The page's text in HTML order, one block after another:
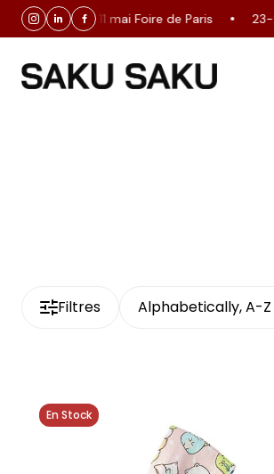
30 avril-11 mai Foire de Paris 23-
Filtres Alphabetically, A-Z
En Stock